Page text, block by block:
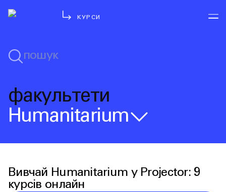
факультети
Humanitarium
КУРСИ
Вивчай Humanitarium у Projector: 9
курсів онлайн